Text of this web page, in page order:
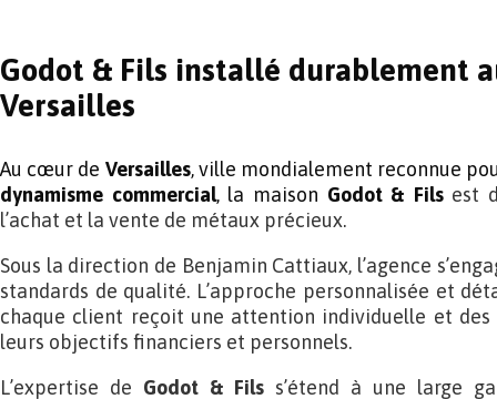
Godot & Fils installé durablement
Versailles
Au cœur de Versailles, ville mondialement reconnue
dynamisme commercial, la maison Godot & Filsest
l’achat et la vente de métaux précieux.
Sous la direction de Benjamin Cattiaux, l’agence
standards de qualité. L’approche personnalisée et
chaque client reçoit une attention individuelle et des
leurs objectifs financiers et personnels.
L’expertise de Godot & Fils s’étend à une large